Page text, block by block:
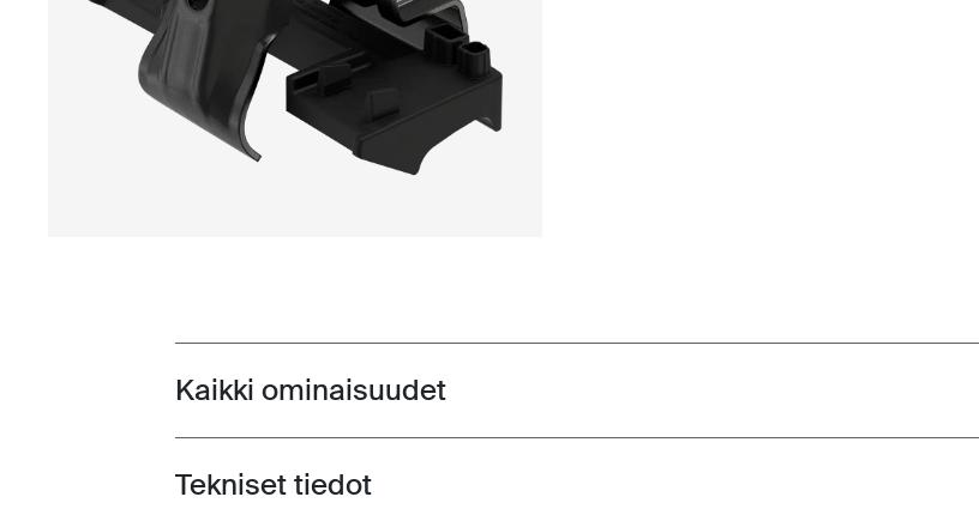
Toggle features
Kaikki ominaisuudet
Toggle techspec
Tekniset tiedot